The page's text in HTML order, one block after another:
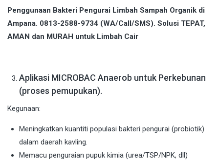
Penggunaan Bakteri Pengurai Limbah Sampah Organik di
Ampana. 0813-2588-9734 (WA/Call/SMS). Solusi TEPAT,
AMAN dan MURAH untuk Limbah Cair
Aplikasi MICROBAC Anaerob untuk Perkebunan
(proses pemupukan).
Kegunaan:
Meningkatkan kuantiti populasi bakteri pengurai (probiotik)
dalam daerah kavling.
Memacu penguraian pupuk kimia (urea/TSP/NPK, dll)